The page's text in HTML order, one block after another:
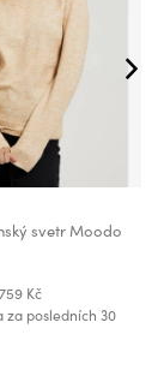
svetr Moodo
759 Kč
za posledních 30